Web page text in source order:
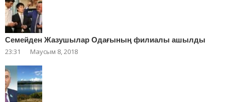
Cемейден Жазушылар Одағының филиалы ашылды
23:31 Маусым 8, 2018